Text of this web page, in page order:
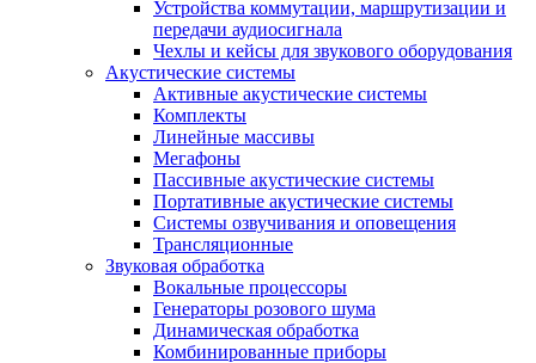
Устройства коммутации, маршрутизации и
передачи аудиосигнала
Чехлы и кейсы для звукового оборудования
Акустические системы
Активные акустические системы
Комплекты
Линейные массивы
Мегафоны
Пассивные акустические системы
Портативные акустические системы
Системы озвучивания и оповещения
Трансляционные
Звуковая обработка
Вокальные процессоры
Генераторы розового шума
Динамическая обработка
Комбинированные приборы